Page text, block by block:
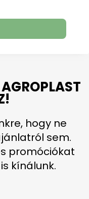
hogy ne
sem.
promóciókat
kínálunk.